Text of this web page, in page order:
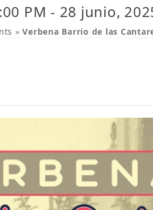
PM - 28 junio,
»Verbena Barrio de las